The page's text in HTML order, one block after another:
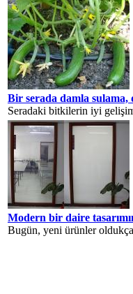
Bir serada damla sulama,
Seradaki bitkilerin iyi
Modern bir daire
Bugün, yeni ürünler